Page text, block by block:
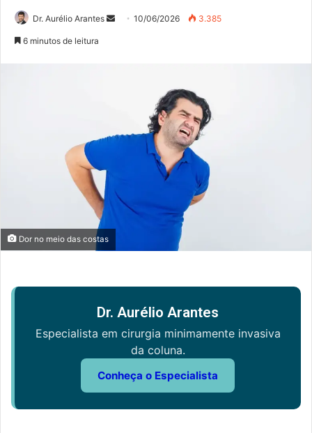
Dr. Aurélio Arantes
Mande10/06/2026 3.385
6 minutos de leitura
Dor no meio das costas
Dr. Aurélio Arantes
Especialista em cirurgia minimamente invasiva
da coluna.
Conheça o Especialista